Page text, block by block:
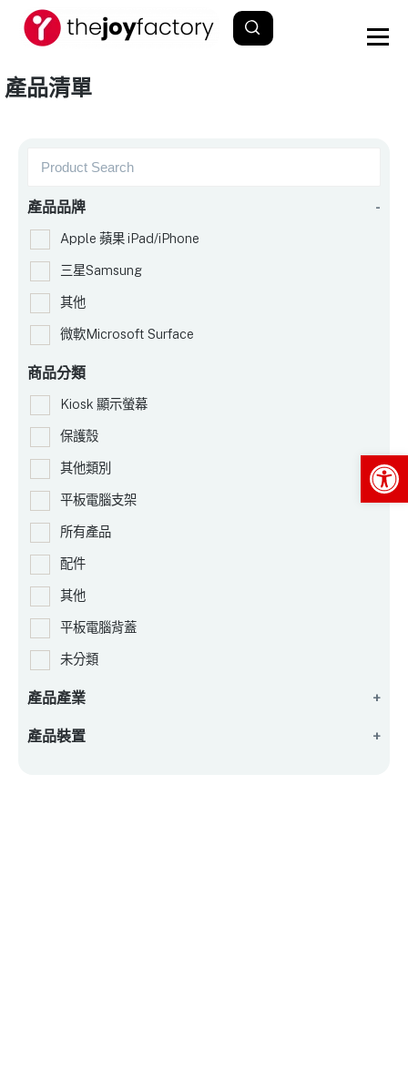
產品清單
產品品牌 -
Apple 蘋果 iPad/iPhone
三星Samsung
其他
微軟Microsoft Surface
商品分類
Kiosk 顯示螢幕
保護殼
其他類別
平板電腦支架
所有產品
配件
其他
平板電腦背蓋
未分類
產品產業 +
產品裝置 +